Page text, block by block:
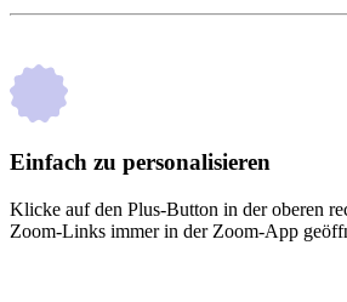
Einfach zu personalisieren
Klicke auf den Plus-Button in der oberen
Zoom-Links immer in der Zoom-App